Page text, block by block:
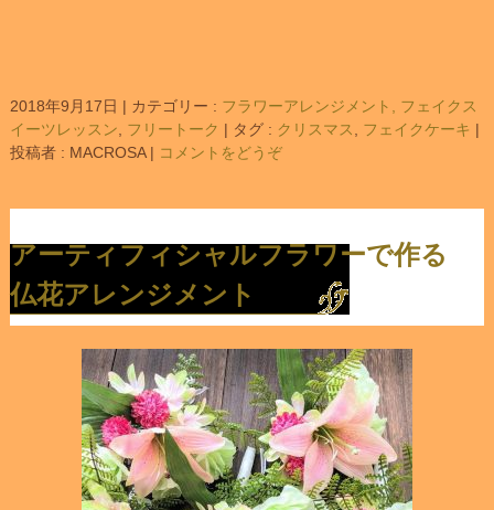
2018年9月17日 | カテゴリー : フラワーアレンジメント, フェイクス
イーツレッスン
フリートーク | タグ : クリスマス フェイクケーキ |
投稿者 : MACROSA | コメントをどうぞ
アーティフィシャルフラワーで作る
仏花アレンジメント